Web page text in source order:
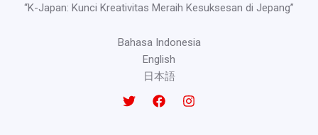
“K-Japan: Kunci Kreativitas Meraih Kesuksesan di Jepang”
Bahasa Indonesia
English
日本語